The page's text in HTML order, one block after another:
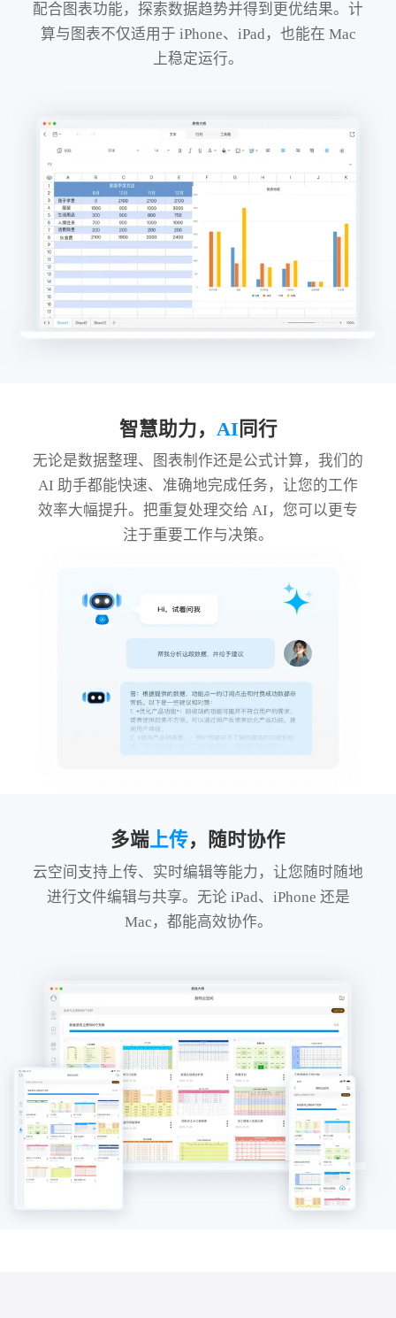
配合图表功能，探索数据趋势并得到更优结果。计
算与图表不仅适用于 iPhone、iPad，也能在 Mac
上稳定运行。
智慧助力， AI 同行
无论是数据整理、图表制作还是公式计算，我们的
AI 助手都能快速、准确地完成任务，让您的工作
效率大幅提升。把重复处理交给 AI，您可以更专
注于重要工作与决策。
多端上传，随时协作
云空间支持上传、实时编辑等能力，让您随时随地
进行文件编辑与共享。无论 iPad、iPhone 还是
Mac，都能高效协作。